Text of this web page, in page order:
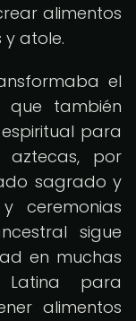
alimentos
atole.
el
que también
para
aztecas, por
sagrado y
ceremonias
sigue
en muchas
Latina para
alimentos